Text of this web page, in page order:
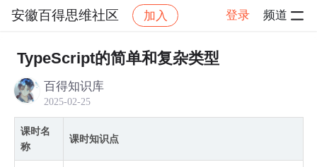
安徽百得思维社区 加入 登录 频道
社区 安徽百得思维社区 全网首发鸿蒙NEXT星河
TypeScript的简单和复杂类型
百得知识库
2025-02-25
课时名
称
课时知识点